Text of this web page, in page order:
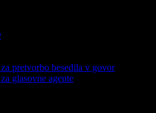
pretvorbo besedila v govor
glasovne agente